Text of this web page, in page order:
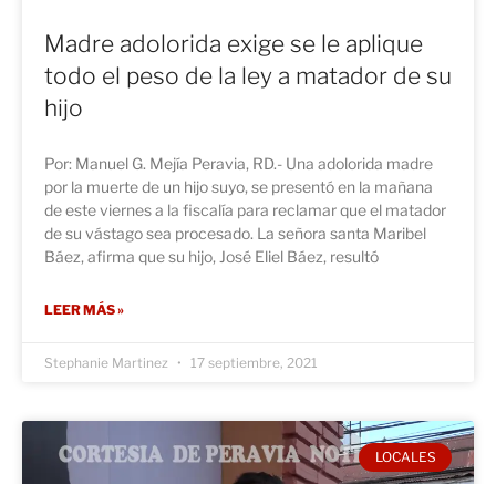
Madre adolorida exige se le aplique
todo el peso de la ley a matador de su
hijo
Por: Manuel G. Mejía Peravia, RD.- Una adolorida madre
por la muerte de un hijo suyo, se presentó en la mañana
de este viernes a la fiscalía para reclamar que el matador
de su vástago sea procesado. La señora santa Maribel
Báez, afirma que su hijo, José Eliel Báez, resultó
LEER MÁS »
Stephanie Martinez 17 septiembre, 2021
LOCALES